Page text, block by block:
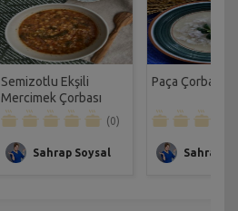
Semizotlu Ekşili
Mercimek Çorbası
Tarifi
(0)
Sahrap Soysal
Paça Çorbası
Sahrap